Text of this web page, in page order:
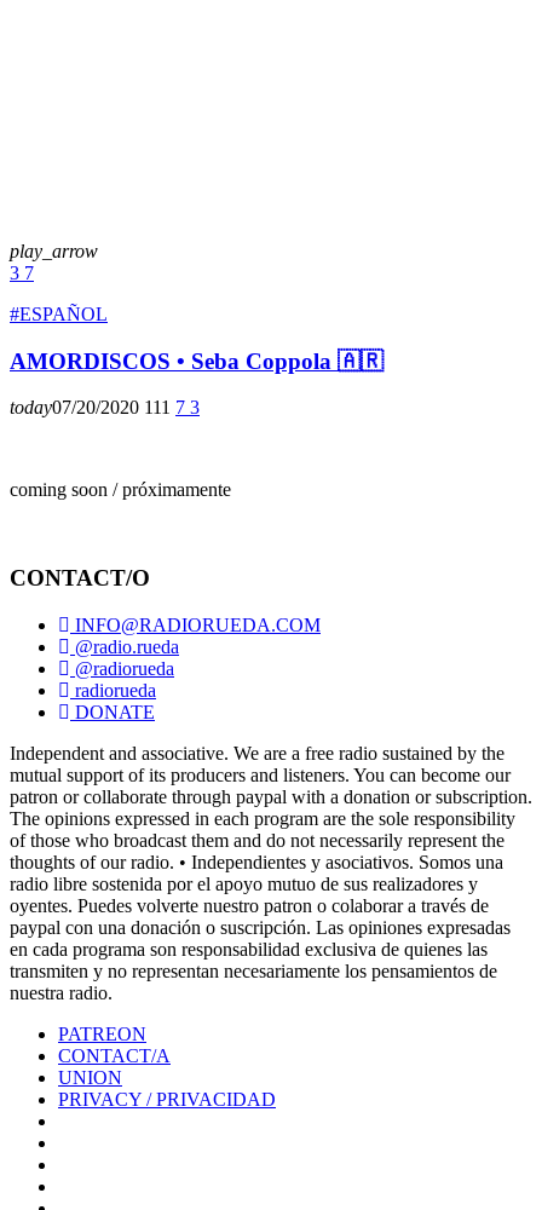
play_arrow
3 7
#ESPAÑOL
AMORDISCOS • Seba Coppola 🇦🇷
today07/20/2020 111 7 3
coming soon / próximamente
CONTACT/O
INFO@RADIORUEDA.COM
@radio.rueda
@radiorueda
radiorueda
DONATE
Independent and associative. We are a free radio sustained by the
mutual support of its producers and listeners. You can become our
patron or collaborate through paypal with a donation or subscription.
The opinions expressed in each program are the sole responsibility
of those who broadcast them and do not necessarily represent the
thoughts of our radio. • Independientes y asociativos. Somos una
radio libre sostenida por el apoyo mutuo de sus realizadores y
oyentes. Puedes volverte nuestro patron o colaborar a través de
paypal con una donación o suscripción. Las opiniones expresadas
en cada programa son responsabilidad exclusiva de quienes las
transmiten y no representan necesariamente los pensamientos de
nuestra radio.
PATREON
CONTACT/A
UNION
PRIVACY / PRIVACIDAD